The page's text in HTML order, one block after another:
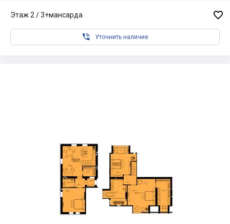
Этаж 2 / 3+мансарда 
 Уточнить наличие